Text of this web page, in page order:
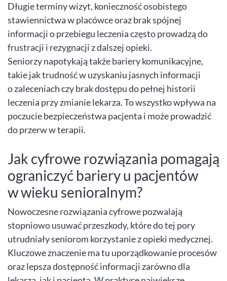
Długie terminy wizyt, konieczność osobistego
stawiennictwa w placówce oraz brak spójnej
informacji o przebiegu leczenia często prowadzą do
frustracji i rezygnacji z dalszej opieki.
Seniorzy napotykają także bariery komunikacyjne,
takie jak trudność w uzyskaniu jasnych informacji
o zaleceniach czy brak dostępu do pełnej historii
leczenia przy zmianie lekarza. To wszystko wpływa na
poczucie bezpieczeństwa pacjenta i może prowadzić
do przerw w terapii.
Jak cyfrowe rozwiązania pomagają
ograniczyć bariery u pacjentów
w wieku senioralnym?
Nowoczesne rozwiązania cyfrowe pozwalają
stopniowo usuwać przeszkody, które do tej pory
utrudniały seniorom korzystanie z opieki medycznej.
Kluczowe znaczenie ma tu uporządkowanie procesów
oraz lepsza dostępność informacji zarówno dla